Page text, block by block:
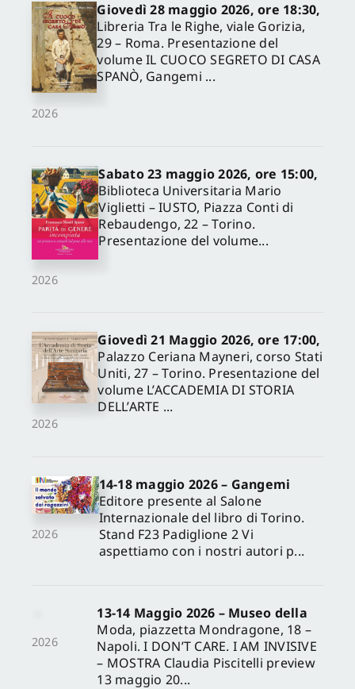
2026
Giovedì 28 maggio 2026, ore 18:30,
Libreria Tra le Righe, viale Gorizia,
29 – Roma. Presentazione del
volume IL CUOCO SEGRETO DI CASA
SPANÒ, Gangemi ...
2026
Sabato 23 maggio 2026, ore 15:00,
Biblioteca Universitaria Mario
Viglietti – IUSTO, Piazza Conti di
Rebaudengo, 22 – Torino.
Presentazione del volume...
2026
Giovedì 21 Maggio 2026, ore 17:00,
Palazzo Ceriana Mayneri, corso Stati
Uniti, 27 – Torino. Presentazione del
volume L’ACCADEMIA DI STORIA
DELL’ARTE ...
2026
14-18 maggio 2026 – Gangemi
Editore presente al Salone
Internazionale del libro di Torino.
Stand F23 Padiglione 2 Vi
aspettiamo con i nostri autori p...
2026
13-14 Maggio 2026 – Museo della
Moda, piazzetta Mondragone, 18 –
Napoli. I DON’T CARE. I AM INVISIVE
– MOSTRA Claudia Piscitelli preview
13 maggio 20...